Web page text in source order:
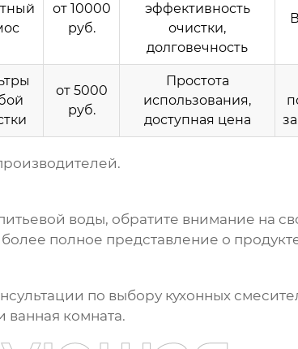
от 10000
руб.
эффективность
очистки,
долговечность
от 5000
руб.
Простота
использования,
доступная цена
воды, обратите внимание на
полное представление о
по выбору кухонных
комната.